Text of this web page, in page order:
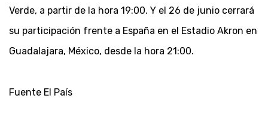
Verde, a partir de la hora 19:00. Y el 26 de junio cerrará
su participación frente a España en el Estadio Akron en
Guadalajara, México, desde la hora 21:00.
Fuente El País